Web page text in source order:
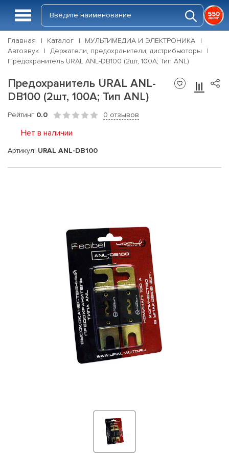
Главная Каталог
МУЛЬТИМЕДИА И ЭЛЕКТРОНИКА
Автозвук
Держатели, предохранители, дистрибьюторы
Предохранитель URAL ANL-DB100 (2шт, 100А; Тип ANL)
Предохранитель URAL ANL-
DB100 (2шт, 100А; Тип ANL)
Рейтинг 0.0 0 отзывов
Нет в наличии
Артикул: URAL ANL-DB100